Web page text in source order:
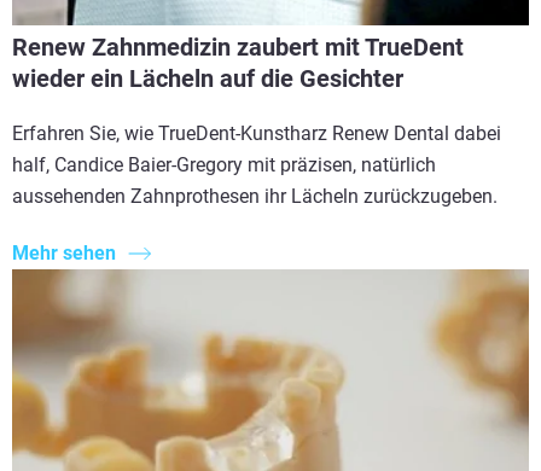
Renew Zahnmedizin zaubert mit TrueDent
wieder ein Lächeln auf die Gesichter
Erfahren Sie, wie TrueDent-Kunstharz Renew Dental dabei
half, Candice Baier-Gregory mit präzisen, natürlich
aussehenden Zahnprothesen ihr Lächeln zurückzugeben.
Mehr sehen